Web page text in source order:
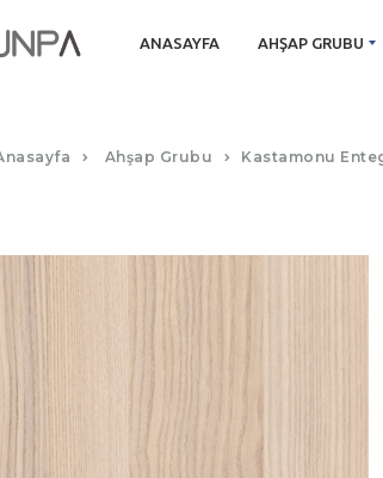
ANASAYFA AHŞAP GRUBU
Ahşap Grubu Kastamonu